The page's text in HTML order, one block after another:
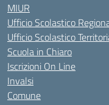
MIUR
Ufficio Scolastico
Ufficio Scolastico
Scuola in Chiaro
Iscrizioni On Line
Invalsi
Comune